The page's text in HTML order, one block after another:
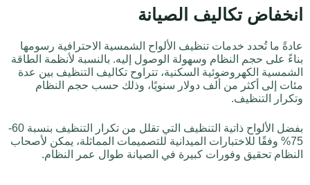
انخفاض تكاليف الصيانة
عادةً ما تُحدد خدمات تنظيف الألواح الشمسية الاحترافية رسومها
بناءً على حجم النظام وسهولة الوصول إليه. بالنسبة لأنظمة الطاقة
الشمسية الكهروضوئية السكنية، تتراوح تكاليف التنظيف بين عدة
مئات إلى أكثر من ألف دولار سنويًا، وذلك حسب حجم النظام
وتكرار التنظيف.
بفضل الألواح ذاتية التنظيف التي تقلل من تكرار التنظيف بنسبة 60-
75% وفقًا للاختبارات الميدانية للتصميمات المماثلة، يمكن لأصحاب
النظام تحقيق وفورات كبيرة في الصيانة طوال عمر النظام.